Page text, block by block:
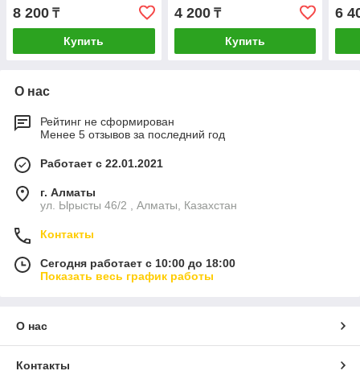
8 200 ₸
Купить
4 200₸
Купить
6
О нас
Рейтинг не сформирован
Менее 5 отзывов за последний год
Работает с 22.01.2021
г. Алматы
ул. Ырысты 46/2 , Алматы, Казахстан
Контакты
Сегодня работает с 10:00 до 18:00
Показать весь график работы
О нас
Контакты